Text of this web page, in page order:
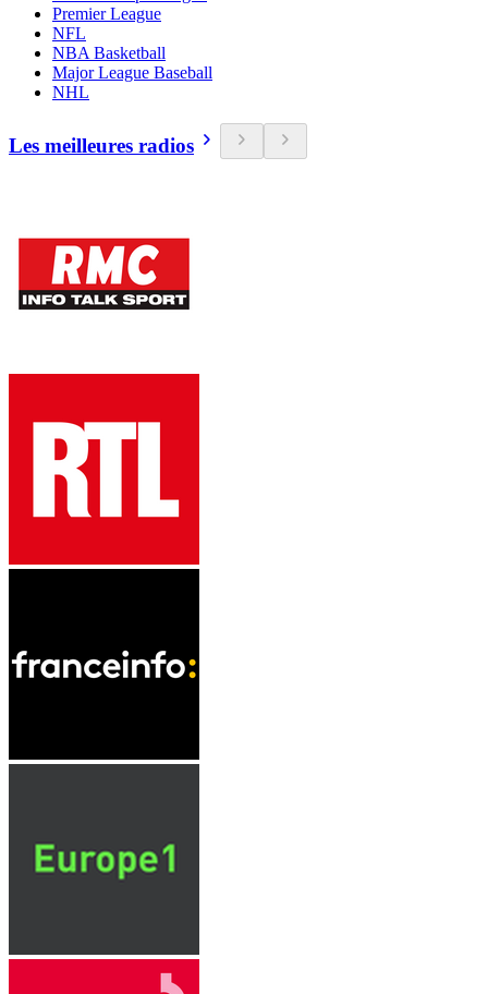
Premier League
NFL
NBA Basketball
Major League Baseball
NHL
Les meilleures radios